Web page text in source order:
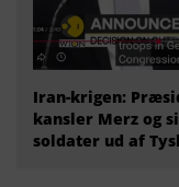
Iran-krigen:
kansler Merz og
soldater ud af